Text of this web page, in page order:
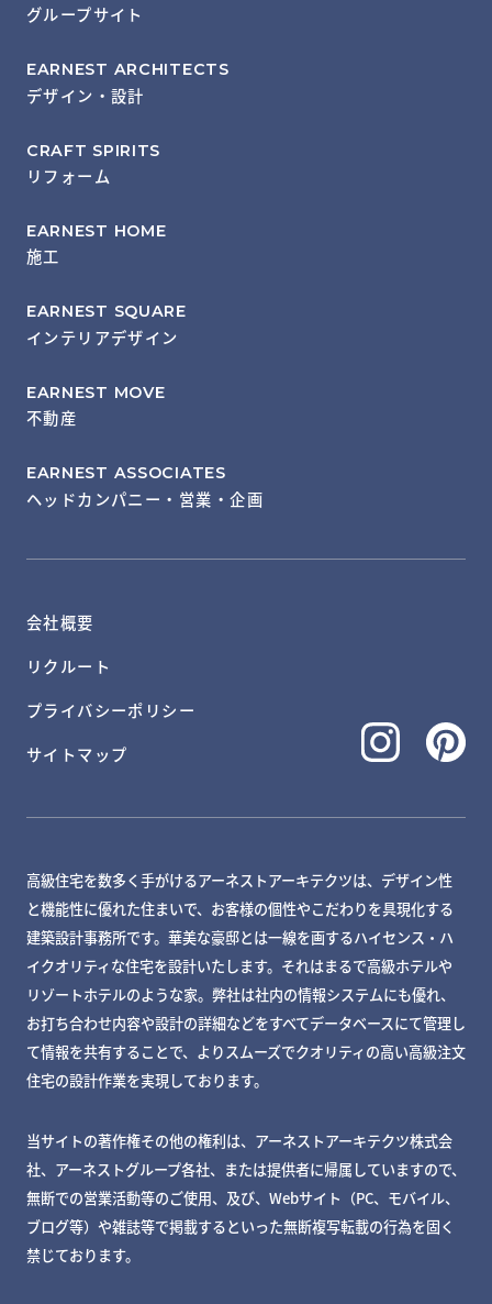
グループサイト
EARNEST ARCHITECTS
デザイン・設計
CRAFT SPIRITS
リフォーム
EARNEST HOME
施工
EARNEST SQUARE
インテリアデザイン
EARNEST MOVE
不動産
EARNEST ASSOCIATES
ヘッドカンパニー・営業・企画
会社概要
リクルート
プライバシーポリシー
サイトマップ
高級住宅を数多く手がけるアーネストアーキテクツは、デザイン性
と機能性に優れた住まいで、お客様の個性やこだわりを具現化する
建築設計事務所です。華美な豪邸とは一線を画するハイセンス・ハ
イクオリティな住宅を設計いたします。それはまるで高級ホテルや
リゾートホテルのような家。弊社は社内の情報システムにも優れ、
お打ち合わせ内容や設計の詳細などをすべてデータベースにて管理し
て情報を共有することで、よりスムーズでクオリティの高い高級注文
住宅の設計作業を実現しております。
当サイトの著作権その他の権利は、アーネストアーキテクツ株式会
社、アーネストグループ各社、または提供者に帰属していますので、
無断での営業活動等のご使用、及び、Webサイト（PC、モバイル、
ブログ等）や雑誌等で掲載するといった無断複写転載の行為を固く
禁じております。